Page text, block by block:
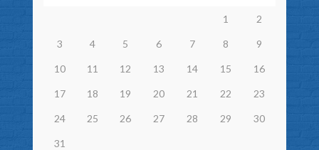
1 2
3 4 5 6 7 8 9
10 11 12 13 14 15 16
17 18 19 20 21 22 23
24 25 26 27 28 29 30
31